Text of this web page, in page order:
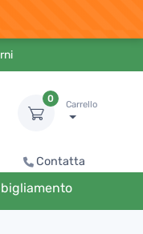
0
Carrello
Contatta